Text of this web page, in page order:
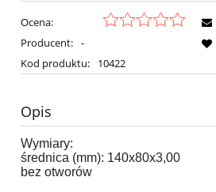
Ocena:
Producent: -
Kod produktu:
10422
Opis
Wymiary:
średnica (mm): 140x80x3,00
bez otworów